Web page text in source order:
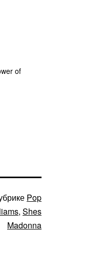
of
Pop
, Shes
Madonna